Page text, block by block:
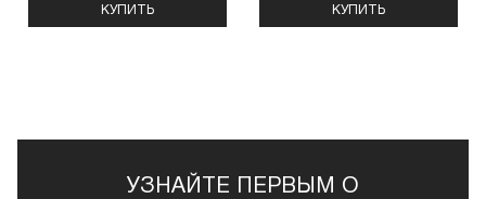
КУПИТЬ КУПИТЬ
УЗНАЙТЕ ПЕРВЫМ О